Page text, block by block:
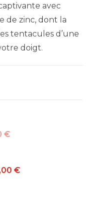
avec
de zinc, dont la
tentacules d’une
doigt.
€
€